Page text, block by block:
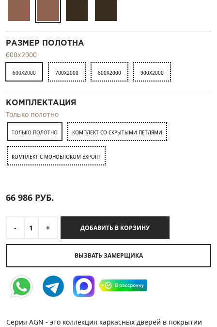
РАЗМЕР ПОЛОТНА
600x2000
600X2000 700X2000 800X2000 900X2000
КОМПЛЕКТАЦИЯ
Только полотно
ТОЛЬКО ПОЛОТНО КОМПЛЕКТ СО СКРЫТЫМИ ПЕТЛЯМИ
КОМПЛЕКТ C МОНОБЛОКОМ EXPORT
66 986 РУБ.
- 1 + ДОБАВИТЬ В КОРЗИНУ
ВЫЗВАТЬ ЗАМЕРЩИКА
Серия AGN - это коллекция каркасных дверей в покрытии